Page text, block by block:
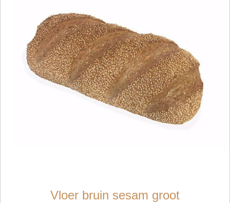
Vloer bruin sesam groot